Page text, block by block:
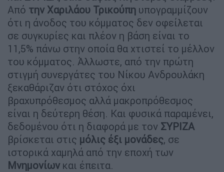
Από την Χαριλάου Τρικούπη υπογραμμίζουν
ότι η άνοδος του κόμματος δεν οφείλεται
σε συγκυρίες και πλέον η βάση είναι το
11,5% πάνω στην οποία θα χτιστεί το μέλλον
του κόμματος. Άλλωστε, από την πρώτη
στιγμή συνεργάτες του Νίκου Ανδρουλάκη
ξεκαθάριζαν ότι στόχος όχι
βραχυπρόθεσμος αλλά μακροπρόθεσμος
είναι η δεύτερη θέση. Και φυσικά παραμένει,
δεδομένου ότι η διαφορά με τον ΣΥΡΙΖΑ
βρίσκεται στις μόλις έξι μονάδες, σε
ιστορικά χαμηλά από την εποχή των
Μνημονίων και έπειτα.